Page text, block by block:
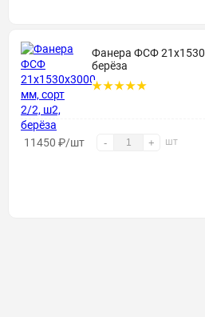
Фанера ФСФ
берёза
11450 ₽/шт - + шт